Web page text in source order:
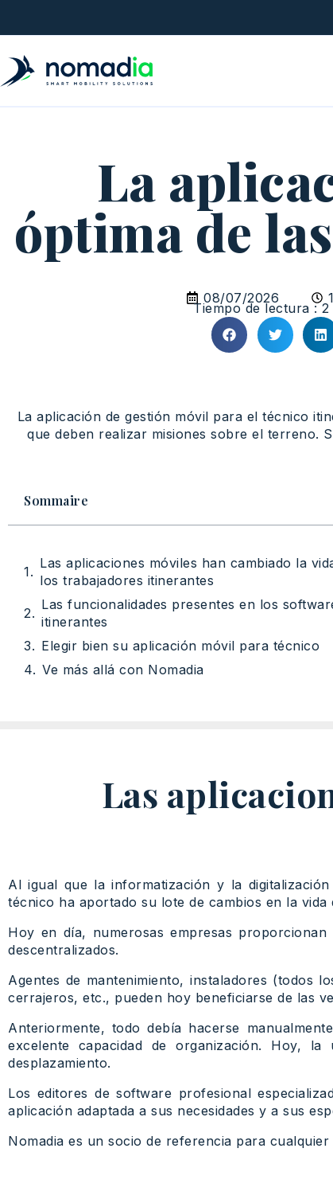
La
óptima de
08/07/2026
Tiempo de lectura : 2
La aplicación de gestión móvil para el técnico
que deben realizar misiones sobre el terreno.
Sommaire
Las aplicaciones móviles han cambiado la
los trabajadores itinerantes
Las funcionalidades presentes en los
itinerantes
Elegir bien su aplicación móvil para técnico
Ve más allá con Nomadia
Las
Al igual que la informatización y la
técnico ha aportado su lote de cambios en la
Hoy en día, numerosas empresas
descentralizados.
Agentes de mantenimiento, instaladores (todos
cerrajeros, etc., pueden hoy beneficiarse de las
Anteriormente, todo debía hacerse
excelente capacidad de organización. Hoy,
desplazamiento.
Los editores de software profesional
aplicación adaptada a sus necesidades y a sus
Nomadia es un socio de referencia para